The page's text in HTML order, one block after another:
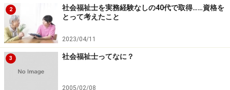
2
社会福祉士を実務経験なしの40代で取得……資格を
とって考えたこと
2023/04/11
3 社会福祉士ってなに？
2005/02/08